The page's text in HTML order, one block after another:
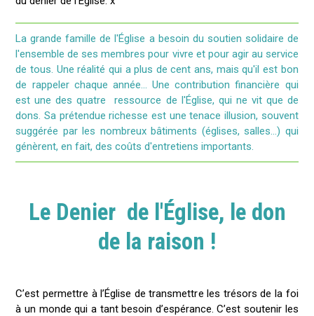
La grande famille de l'Église a besoin du soutien solidaire de
l'ensemble de ses membres pour vivre et pour agir au service
de tous. Une réalité qui a plus de cent ans, mais qu'il est bon
de rappeler chaque année... Une contribution financière qui
est une des quatre ressource de l'Église, qui ne vit que de
dons. Sa prétendue richesse est une tenace illusion, souvent
suggérée par les nombreux bâtiments (églises, salles…) qui
génèrent, en fait, des coûts d'entretiens importants.
Le Denier de l'Église, le don
de la raison !
C’est permettre à l’Église de transmettre les trésors de la foi
à un monde qui a tant besoin d’espérance. C’est soutenir les